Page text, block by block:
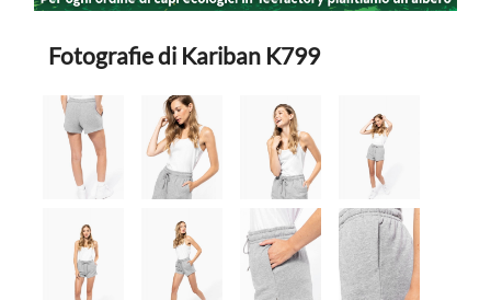
Fotografie di Kariban K799